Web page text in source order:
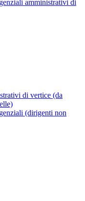
amministrativi di
di vertice (da
(dirigenti non